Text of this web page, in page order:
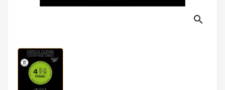
search